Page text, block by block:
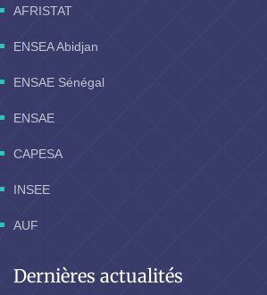
AFRISTAT
ENSEA Abidjan
ENSAE Sénégal
ENSAE
CAPESA
INSEE
AUF
Dernières actualités